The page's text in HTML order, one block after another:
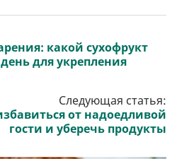
какой сухофрукт
для укрепления
Следующая статья:
от надоедливой
гости и уберечь продукты